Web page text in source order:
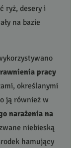
ryż, desery i
na bazie
pracy
określanymi
ją również w
narażenia na
niebieską
hamujący